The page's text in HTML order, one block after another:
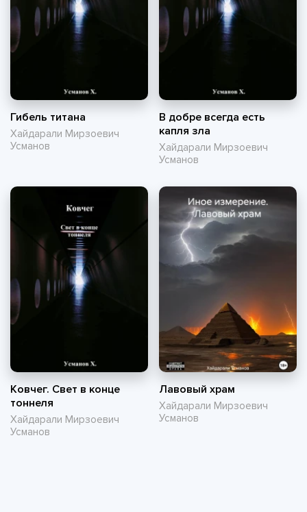
Гибель титана
Хайдарали Мирзоевич
Усманов
В добре всегда есть
капля зла
Хайдарали Мирзоевич
Усманов
Ковчег. Свет в конце
тоннеля
Хайдарали Мирзоевич
Усманов
Лавовый храм
Хайдарали Мирзоевич
Усманов